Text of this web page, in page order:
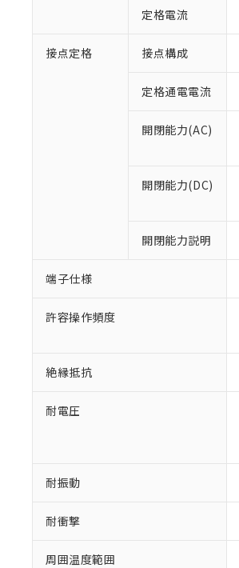
定格電流
接点定格 接点構成
定格通電電流
開閉能力(AC)
開閉能力(DC)
開閉能力説明
端子仕様
許容操作頻度
絶縁抵抗
耐電圧
耐振動
耐衝撃
周囲温度範囲